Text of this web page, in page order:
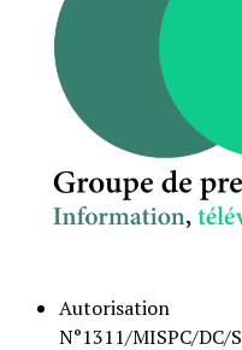
Autorisation
N°1311/MISPC/DC/